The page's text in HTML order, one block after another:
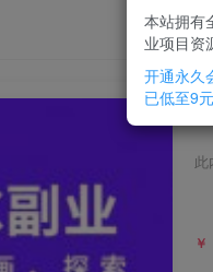
此
￥
本站拥有
业项目资
开通永久
已低至9